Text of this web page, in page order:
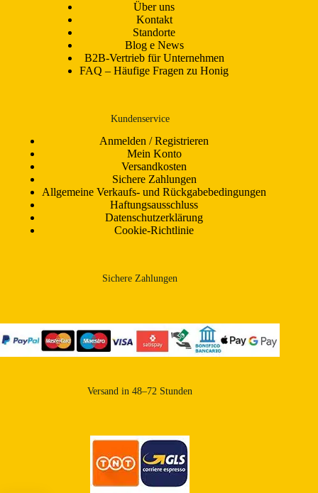
Über uns
Kontakt
Standorte
Blog e News
B2B-Vertrieb für Unternehmen
FAQ – Häufige Fragen zu Honig
Kundenservice
Anmelden / Registrieren
Mein Konto
Versandkosten
Sichere Zahlungen
Allgemeine Verkaufs- und Rückgabebedingungen
Haftungsausschluss
Datenschutzerklärung
Cookie-Richtlinie
Sichere Zahlungen
Versand in 48–72 Stunden